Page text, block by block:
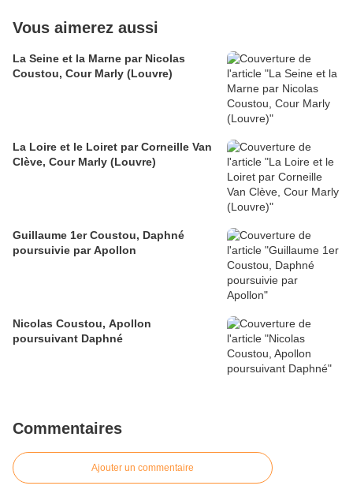
Vous aimerez aussi
La Seine et la Marne par Nicolas
Coustou, Cour Marly (Louvre)
La Loire et le Loiret par Corneille Van
Clève, Cour Marly (Louvre)
Guillaume 1er Coustou, Daphné
poursuivie par Apollon
Nicolas Coustou, Apollon
poursuivant Daphné
Commentaires
Ajouter un commentaire